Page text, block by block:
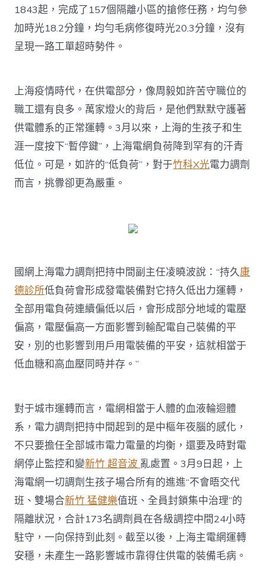
1843起，完成了157個隔離小區的搶修任務，均勻參
加時光18.2分鐘，均勻毛病修復時光20.3分鐘，沒有
呈現一路工單超時勢件。
上海疫情時代，在供電部分，像周毅如許苦守職位的
職工還有良多。萬家燈火的背后，是他們默默守護著
供電體系的正常運轉。3月以來，上海的生孩子和生
涯一度按下“暫停鍵”，上海電網負荷降到罕有的汗青
低位。可是，如許的“低負荷”，對于竹科X光電力調劑
而言，挑釁卻更為嚴重。
國網上海電力調劑把持中間副主任凌曉波說：“持久康
德診所低負荷會形成發電裝備對它持久低出力運轉，
全部用電負荷連續偏低以后，會形成部分地域的電壓
偏高，電壓偏高一方面影響到輸配電自己裝備的平
安，別的也影響到用戶用電裝備的平安，這就相當于
低血糖和高血壓同時并存。”
對于城市運轉而言，電網相當于人體的血液輪迴體
系，電力調劑把持中間起到的是中樞年夜腦的感化，
不只要擔任全部城市電力電量的均衡，還要及時對電
網停止監控和變新竹 超音波 亂處置。3月9日起，上
海電網一切調劑生孩子場合所有的進進“不會晤交代
班、雙場合新竹 猛健樂值班、全員封鎖集中治理”的
隔離狀況，合計173名調劑員在各級調控中間24小時
駐守，一向保持到此刻。截至以後，上海主電網運轉
安穩，未產生一路影響城市靠得住供電的裝備毛病。